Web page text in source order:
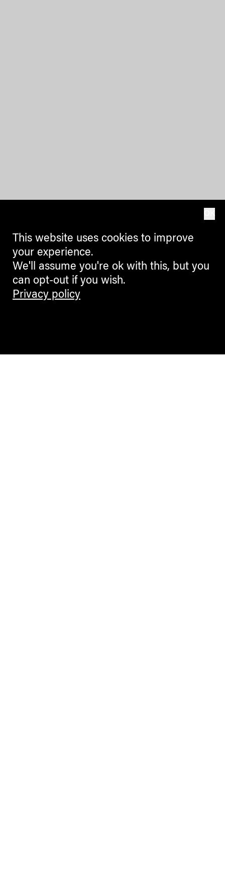
This website uses cookies to improve
your experience.
We'll assume you're ok with this, but you
can opt-out if you wish.
Privacy policy